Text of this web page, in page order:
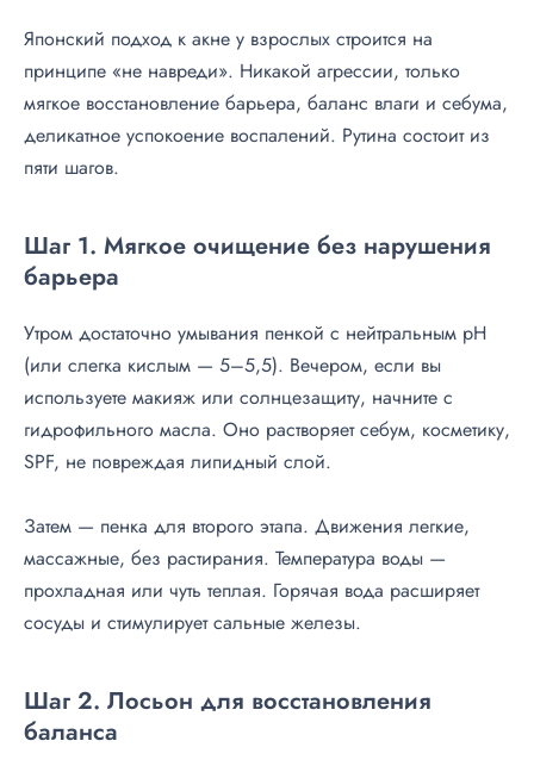
Японский подход к акне у взрослых строится на
принципе «не навреди». Никакой агрессии, только
мягкое восстановление барьера, баланс влаги и себума,
деликатное успокоение воспалений. Рутина состоит из
пяти шагов.
Шаг 1. Мягкое очищение без нарушения
барьера
Утром достаточно умывания пенкой с нейтральным pH
(или слегка кислым — 5–5,5). Вечером, если вы
используете макияж или солнцезащиту, начните с
гидрофильного масла. Оно растворяет себум, косметику,
SPF, не повреждая липидный слой.
Затем — пенка для второго этапа. Движения легкие,
массажные, без растирания. Температура воды —
прохладная или чуть теплая. Горячая вода расширяет
сосуды и стимулирует сальные железы.
Шаг 2. Лосьон для восстановления
баланса